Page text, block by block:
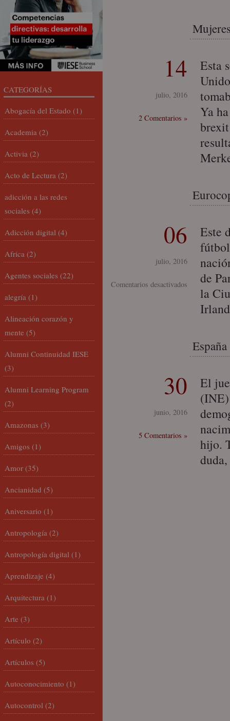
14
julio, 2016
2 Comentarios »
Esta
Ya
06
julio, 2016
Comentarios desactivados
Eurocopa
cristianos
Europa!
Este
de
la
30
junio, 2016
5 Comentarios »
El
hijo.
CATEGORÍAS
Abogacía del Estado (1)
Academia (2)
Activia (2)
Acto de Lectura (2)
adicción a las redes
sociales (4)
Adicción digital (4)
Africa (2)
Agentes sociales (22)
alegría (1)
Alineación corazón y
mente (5)
Alumni Continuidad IESE
(3)
Alumni Learning Program
(2)
Amazonas (3)
Amigos (1)
Amor (35)
Ancianidad (5)
Aniversario (1)
Antropología (2)
Antropología digital (1)
Aprendizaje (4)
Arquitectura (1)
Arte (3)
Artículo (2)
Artículos (5)
Autoconocimiento (1)
Autocontrol (2)